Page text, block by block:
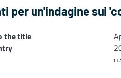
per un'indagine sui
the title